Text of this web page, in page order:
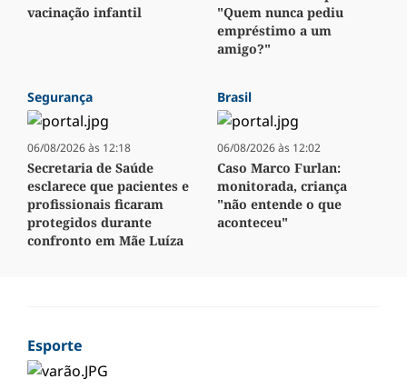
vacinação infantil
"Quem nunca pediu
empréstimo a um
amigo?"
Segurança
06/08/2026 às 12:18
Secretaria de Saúde
esclarece que pacientes e
profissionais ficaram
protegidos durante
confronto em Mãe Luíza
Brasil
06/08/2026 às 12:02
Caso Marco Furlan:
monitorada, criança
"não entende o que
aconteceu"
Esporte